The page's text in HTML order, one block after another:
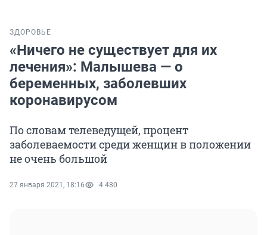
ЗДОРОВЬЕ
«Ничего не существует для их
лечения»: Малышева — о
беременных, заболевших
коронавирусом
По словам телеведущей, процент
заболеваемости среди женщин в положении
не очень большой
27 января 2021, 18:16 4 480